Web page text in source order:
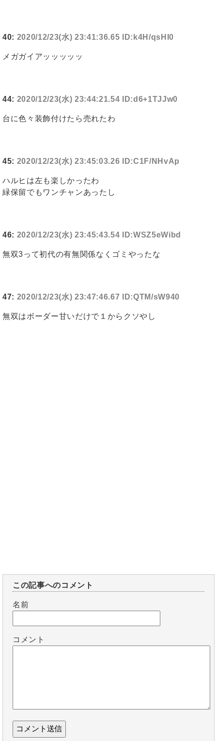
40: 2020/12/23(水) 23:41:36.65 ID:k4H/qsHI0
メガガイアッッッッッ
44: 2020/12/23(水) 23:44:21.54 ID:d6+1TJJw0
台に色々装飾付けたら売れたわ
45: 2020/12/23(水) 23:45:03.26 ID:C1F/NHvAp
ハルヒは左も楽しかったわ
緑保留でもワンチャンあったし
46: 2020/12/23(水) 23:45:43.54 ID:WSZ5eWibd
無双3って初代の有無関係なくゴミやったな
47: 2020/12/23(水) 23:47:46.67 ID:QTM/sW940
無双はボーダー甘いだけで１からクソやし
この記事へのコメント
名前
コメント